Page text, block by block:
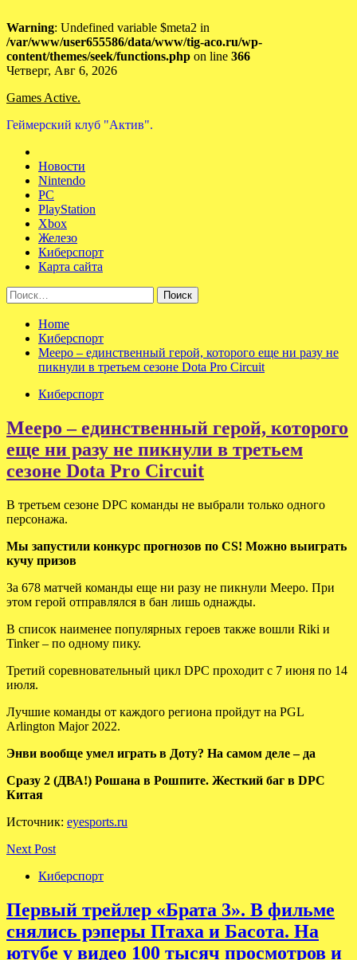
Warning: Undefined variable $meta2 in
/var/www/user655586/data/www/tig-aco.ru/wp-
content/themes/seek/functions.php on line 366
Skip
content
Четверг, Авг 6, 2026
Games Active.
Геймерский клуб "Актив".
Новости
Nintendo
PC
PlayStation
Xbox
Железо
Киберспорт
Карта сайта
Найти:
Home
Киберспорт
Meepo – единственный герой, которого еще ни разу не
пикнули в третьем сезоне Dota Pro Circuit
Киберспорт
Meepo – единственный герой, которого
еще ни разу не пикнули в третьем
сезоне Dota Pro Circuit
В третьем сезоне DPC команды не выбрали только одного
персонажа.
Мы запустили конкурс прогнозов по CS! Можно выиграть
кучу призов
За 678 матчей команды еще ни разу не пикнули Meepo. При
этом герой отправлялся в бан лишь однажды.
В список наименее популярных героев также вошли Riki и
Tinker – по одному пику.
Третий соревновательный цикл DPC проходит с 7 июня по 14
июля.
Лучшие команды от каждого региона пройдут на PGL
Arlington Major 2022.
Энви вообще умел играть в Доту? На самом деле – да
Сразу 2 (ДВА!) Рошана в Рошпите. Жесткий баг в DPC
Китая
Источник: eyesports.ru
Next Post
Киберспорт
Первый трейлер «Брата 3». В фильме
снялись рэперы Птаха и Басота. На
ютубе у видео 100 тысяч просмотров и